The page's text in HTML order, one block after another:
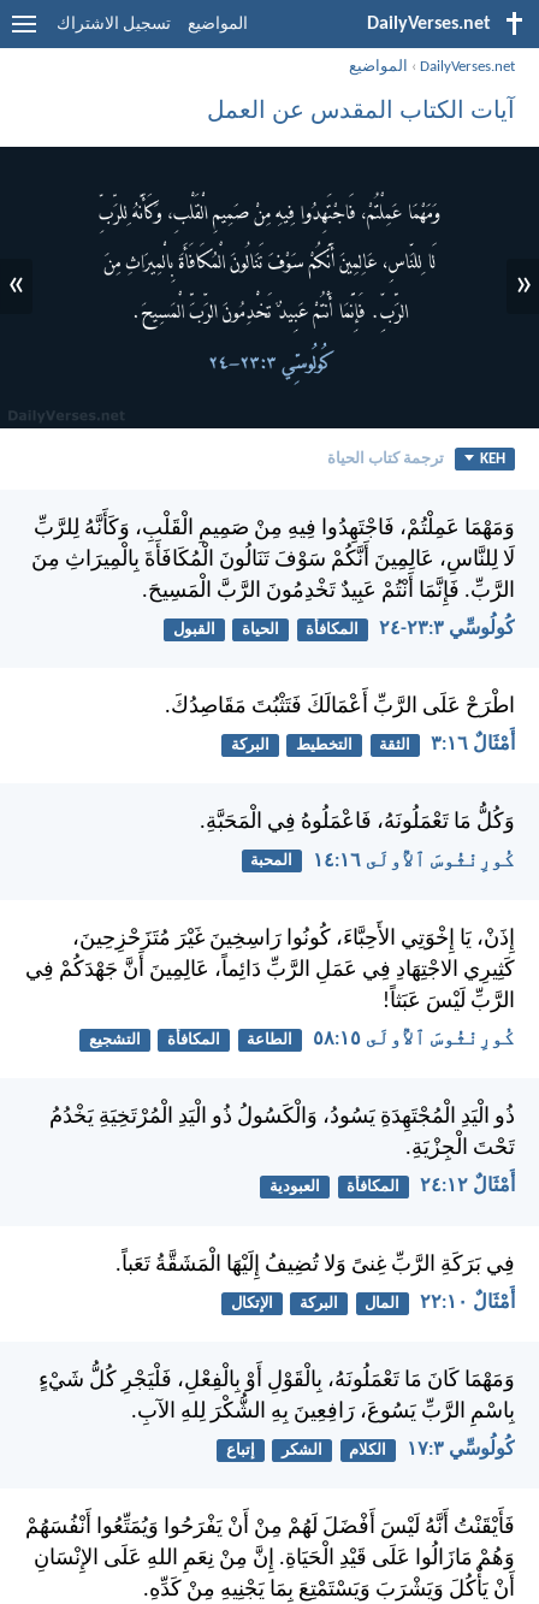
DailyVerses.net المواضيع تسجيل الاشتراك
DailyVerses.net
› المواضيع
آيات الكتاب المقدس عن العمل
«
»
KEH ترجمة كتاب الحياة
وَمَهْمَا عَمِلْتُمْ، فَاجْتَهِدُوا فِيهِ مِنْ صَمِيمِ الْقَلْبِ، وَكَأَنَّهُ لِلرَّبِّ
لَا لِلنَّاسِ، عَالِمِينَ أَنَّكُمْ سَوْفَ تَنَالُونَ الْمُكَافَأَةَ بِالْمِيرَاثِ مِنَ
الرَّبِّ. فَإِنَّمَا أَنْتُمْ عَبِيدٌ تَخْدِمُونَ الرَّبَّ الْمَسِيحَ.
كُولُوسِّي ٣:‏٢٣-‏٢٤ المكافأة الحياة القبول
اطْرَحْ عَلَى الرَّبِّ أَعْمَالَكَ فَتَثْبُتَ مَقَاصِدُكَ.
أَمْثَالٌ ١٦:‏٣ الثقة التخطيط البركة
وَكُلُّ مَا تَعْمَلُونَهُ، فَاعْمَلُوهُ فِي الْمَحَبَّةِ.
كُورِنْثُوسَ ٱلأُولَى ١٦:‏١٤ المحبة
إِذَنْ، يَا إِخْوَتِي الأَحِبَّاءَ، كُونُوا رَاسِخِينَ غَيْرَ مُتَزَحْزِحِينَ،
كَثِيرِي الاجْتِهَادِ فِي عَمَلِ الرَّبِّ دَائِماً، عَالِمِينَ أَنَّ جَهْدَكُمْ فِي
الرَّبِّ لَيْسَ عَبَثاً!
كُورِنْثُوسَ ٱلأُولَى ١٥:‏٥٨ الطاعة المكافأة التشجيع
ذُو الْيَدِ الْمُجْتَهِدَةِ يَسُودُ، وَالْكَسُولُ ذُو الْيَدِ الْمُرْتَخِيَةِ يَخْدُمُ
تَحْتَ الْجِزْيَةِ.
أَمْثَالٌ ١٢:‏٢٤ المكافأة العبودية
فِي بَرَكَةِ الرَّبِّ غِنىً وَلا تُضِيفُ إِلَيْهَا الْمَشَقَّةُ تَعَباً.
أَمْثَالٌ ١٠:‏٢٢ المال البركة الإتكال
وَمَهْمَا كَانَ مَا تَعْمَلُونَهُ، بِالْقَوْلِ أَوْ بِالْفِعْلِ، فَلْيَجْرِ كُلُّ شَيْءٍ
بِاسْمِ الرَّبِّ يَسُوعَ، رَافِعِينَ بِهِ الشُّكْرَ لِلهِ الآبِ.
كُولُوسِّي ٣:‏١٧ الكلام الشكر إتباع
فَأَيْقَنْتُ أَنَّهُ لَيْسَ أَفْضَلَ لَهُمْ مِنْ أَنْ يَفْرَحُوا وَيُمَتِّعُوا أَنْفُسَهُمْ
وَهُمْ مَازَالُوا عَلَى قَيْدِ الْحَيَاةِ. إِنَّ مِنْ نِعَمِ اللهِ عَلَى الإِنْسَانِ
أَنْ يَأْكُلَ وَيَشْرَبَ وَيَسْتَمْتِعَ بِمَا يَجْنِيهِ مِنْ كَدِّهِ.